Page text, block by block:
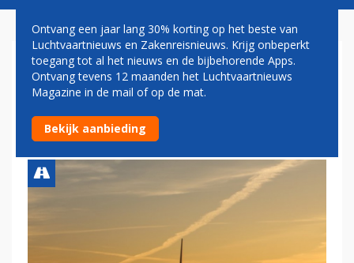
AANTAL PASSAGIERS OP
LUCHTHAVENS
TOEGENOMEN
Ontvang een jaar lang 30% korting op het beste van
Luchtvaartnieuws en Zakenreisnieuws. Krijg onbeperkt
toegang tot al het nieuws en de bijbehorende Apps.
Ontvang tevens 12 maanden het Luchtvaartnieuws
Magazine in de mail of op de mat.
Bekijk aanbieding